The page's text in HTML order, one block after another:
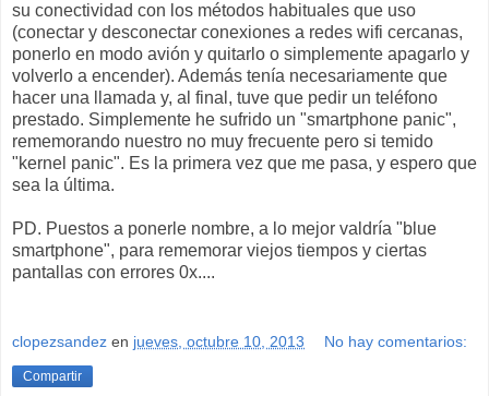
su conectividad con los métodos habituales que uso
(conectar y desconectar conexiones a redes wifi cercanas,
ponerlo en modo avión y quitarlo o simplemente apagarlo y
volverlo a encender). Además tenía necesariamente que
hacer una llamada y, al final, tuve que pedir un teléfono
prestado. Simplemente he sufrido un "smartphone panic",
rememorando nuestro no muy frecuente pero si temido
"kernel panic". Es la primera vez que me pasa, y espero que
sea la última.
PD. Puestos a ponerle nombre, a lo mejor valdría "blue
smartphone", para rememorar viejos tiempos y ciertas
pantallas con errores 0x....
clopezsandez en jueves, octubre 10, 2013 No hay comentarios:
Compartir